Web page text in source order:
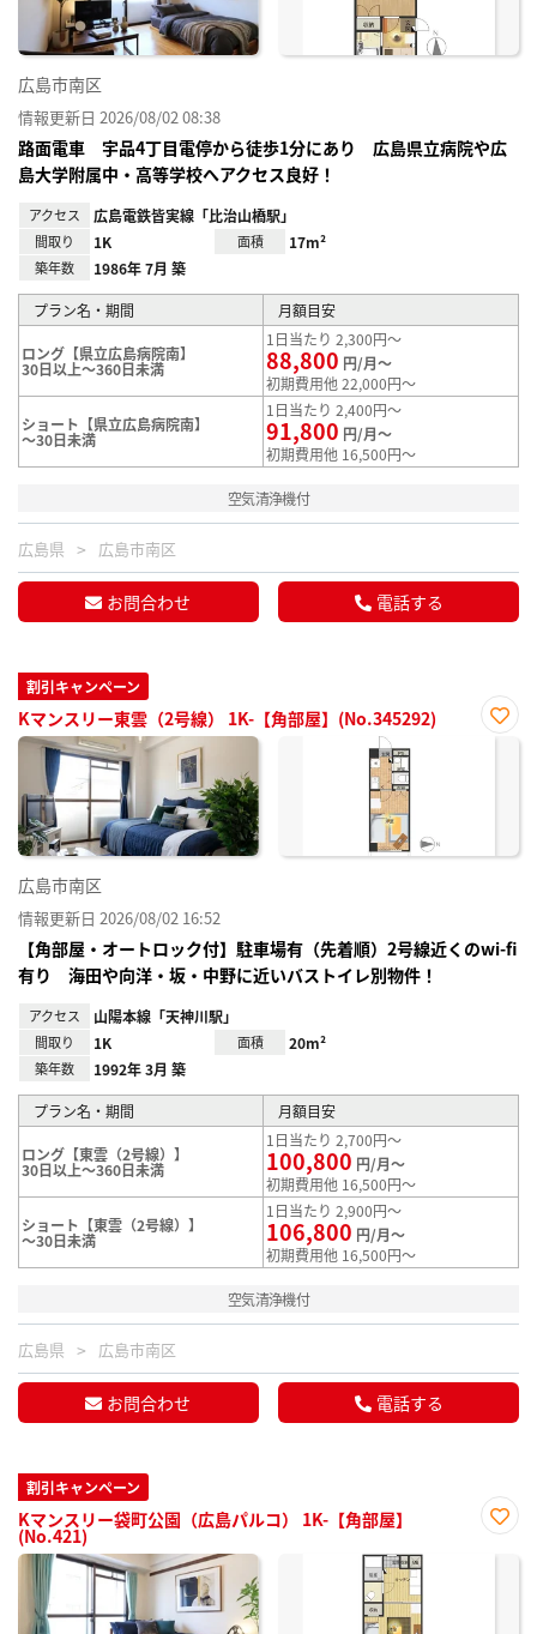
広島市南区
情報更新日 2026/08/02 08:38
路面電車 宇品4丁目電停から徒歩1分にあり 広島県立病院や広
島大学附属中・高等学校へアクセス良好！
アクセス 広島電鉄皆実線「比治山橋駅」
間取り 1K 面積 17m²
築年数 1986年 7月 築
プラン名・期間 月額目安
ロング【県立広島病院南】
30日以上～360日未満
1日当たり 2,300円～
88,800 円/月～
初期費用他 22,000円～
ショート【県立広島病院南】
～30日未満
1日当たり 2,400円～
91,800 円/月～
初期費用他 16,500円～
空気清浄機付
広島県 広島市南区
お問合わせ 電話する
割引キャンペーン
Kマンスリー東雲（2号線） 1K-【角部屋】(No.345292)
お気
広島市南区
情報更新日 2026/08/02 16:52
【角部屋・オートロック付】駐車場有（先着順）2号線近くのwi-fi
有り 海田や向洋・坂・中野に近いバストイレ別物件！
アクセス 山陽本線「天神川駅」
間取り 1K 面積 20m²
築年数 1992年 3月 築
プラン名・期間 月額目安
ロング【東雲（2号線）】
30日以上～360日未満
1日当たり 2,700円～
100,800 円/月～
初期費用他 16,500円～
ショート【東雲（2号線）】
～30日未満
1日当たり 2,900円～
106,800 円/月～
初期費用他 16,500円～
空気清浄機付
広島県 広島市南区
お問合わせ 電話する
割引キャンペーン
Kマンスリー袋町公園（広島パルコ） 1K-【角部屋】
(No.421)
に入